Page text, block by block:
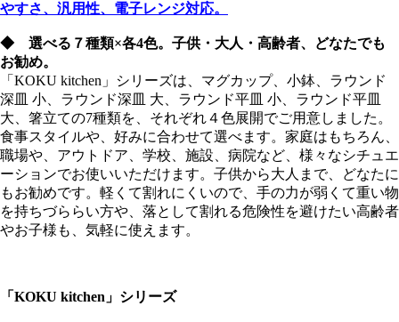
やすさ、汎用性、電子レンジ対応。
◆ 選べる７種類×各4色。子供・大人・高齢者、どなたでも
お勧め。
「KOKU kitchen」シリーズは、マグカップ、小鉢、ラウンド
深皿 小、ラウンド深皿 大、ラウンド平皿 小、ラウンド平皿
大、箸立ての7種類を、それぞれ４色展開でご用意しました。
食事スタイルや、好みに合わせて選べます。家庭はもちろん、
職場や、アウトドア、学校、施設、病院など、様々なシチュエ
ーションでお使いいただけます。子供から大人まで、どなたに
もお勧めです。軽くて割れにくいので、手の力が弱くて重い物
を持ちづららい方や、落として割れる危険性を避けたい高齢者
やお子様も、気軽に使えます。
「KOKU kitchen」シリーズ